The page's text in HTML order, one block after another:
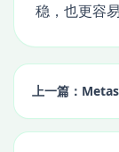
稳，也更容
上一篇：